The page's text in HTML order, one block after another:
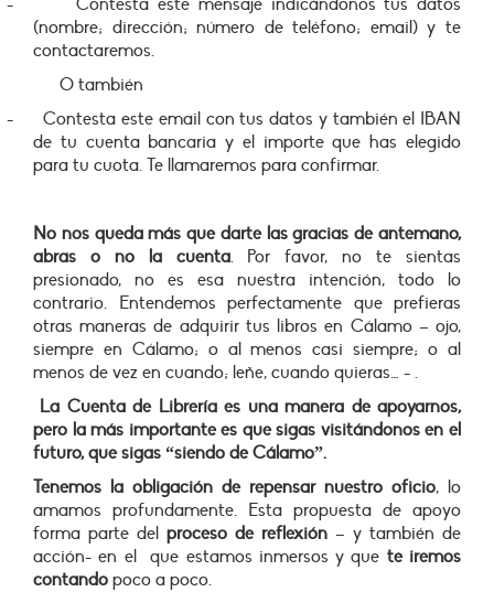
-
Contesta este mensaje indicándonos tus datos
(nombre; dirección; número de teléfono; email) y te
contactaremos.
O también
-
Contesta este email con tus datos y también el IBAN
de tu cuenta bancaria y el importe que has elegido
para tu cuota. Te llamaremos para confirmar.
No nos queda más que darte las gracias de antemano,
abras o no la cuenta. Por favor, no te sientas
presionado, no es esa nuestra intención, todo lo
contrario. Entendemos perfectamente que prefieras
otras maneras de adquirir tus libros en Cálamo – ojo,
siempre en Cálamo; o al menos casi siempre; o al
menos de vez en cuando; leñe, cuando quieras… - .
La Cuenta de Librería es una manera de apoyarnos,
pero la más importante es que sigas visitándonos en el
futuro, que sigas “siendo de Cálamo”.
Tenemos la obligación de repensar nuestro oficio, lo
amamos profundamente. Esta propuesta de apoyo
forma parte del proceso de reflexión – y también de
acción- en el que estamos inmersos y que te iremos
contando poco a poco.